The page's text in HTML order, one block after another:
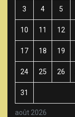
août 2026
3 4 5
10 11 12
17 18 19
24 25 26
31